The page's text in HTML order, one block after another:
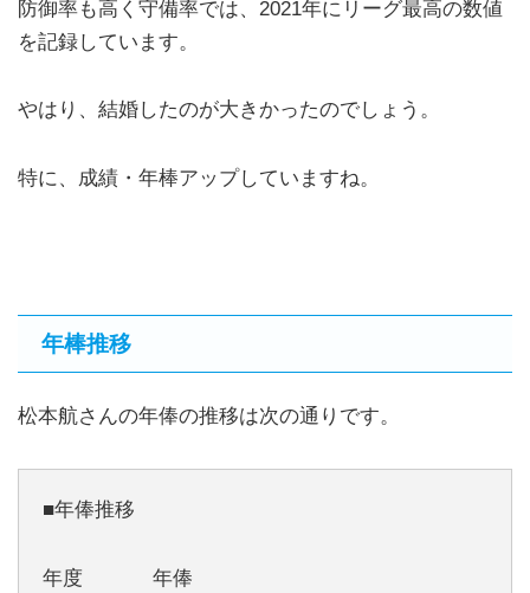
防御率も高く守備率では、2021年にリーグ最高の数値
を記録しています。
やはり、結婚したのが大きかったのでしょう。
特に、成績・年棒アップしていますね。
年棒推移
松本航さんの年俸の推移は次の通りです。
■年俸推移
年度 年俸